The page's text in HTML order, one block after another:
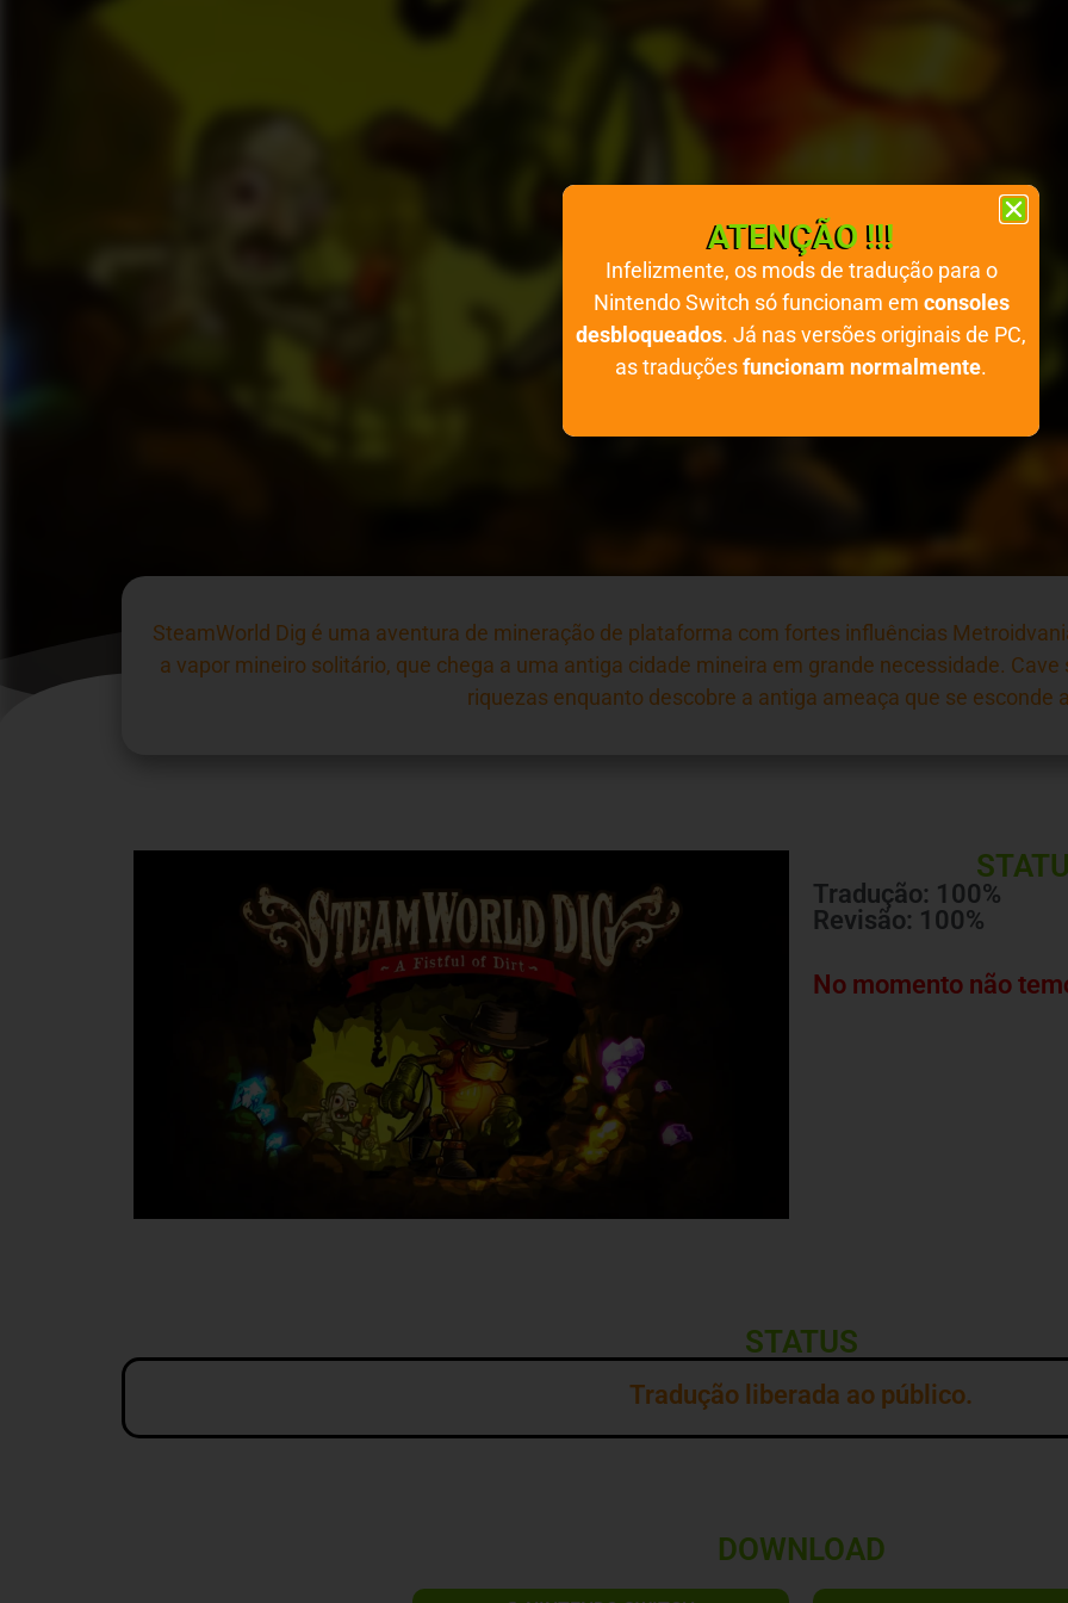
SteamWorld Dig é uma aventura de mineração de plataforma com fortes influências
a vapor mineiro solitário, que chega a uma antiga cidade mineira em grande necessidade.
riquezas enquanto descobre a antiga ameaça que se esconde
Tradução: 100%
Revisão: 100%
No momento não
STATUS
Tradução liberada ao público.
DOWNLOAD
ATENÇÃO !!!
Infelizmente, os mods de tradução para o
Nintendo Switch só funcionam em consoles
desbloqueados. Já nas versões originais de PC,
as traduçõesfuncionam normalmente.